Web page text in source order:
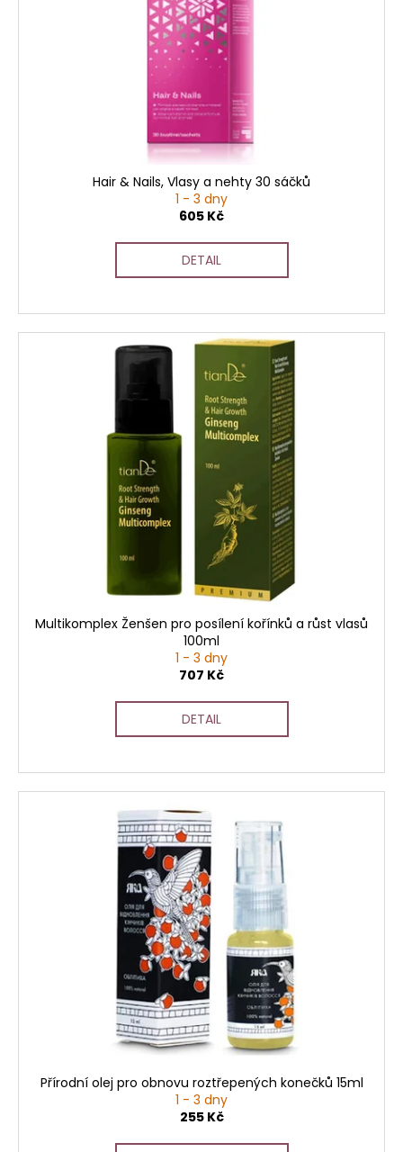
Hair & Nails, Vlasy a nehty 30 sáčků
1 - 3 dny
605 Kč
DETAIL
Multikomplex Ženšen pro posílení kořínků a růst vlasů
100ml
1 - 3 dny
707 Kč
DETAIL
Přírodní olej pro obnovu roztřepených konečků 15ml
1 - 3 dny
255 Kč